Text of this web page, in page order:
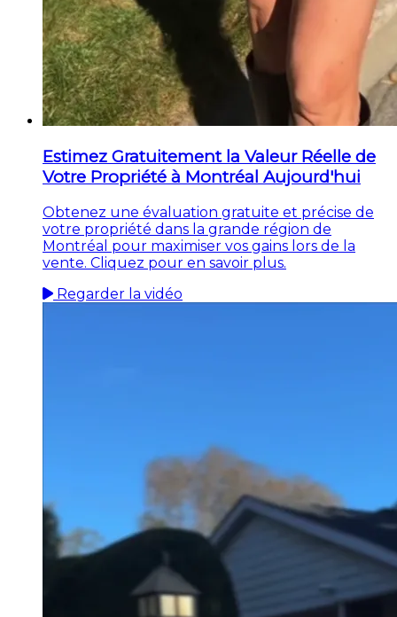
Estimez Gratuitement la Valeur Réelle de
Votre Propriété à Montréal Aujourd'hui
Obtenez une évaluation gratuite et précise de
votre propriété dans la grande région de
Montréal pour maximiser vos gains lors de la
vente. Cliquez pour en savoir plus.
Regarder la vidéo